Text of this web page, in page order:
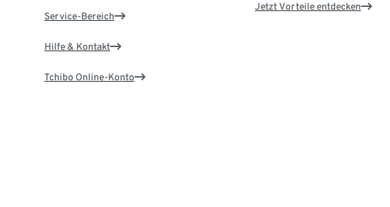
Service-Bereich
Hilfe & Kontakt
Tchibo Online-Konto
Jetzt Vorteile entdecken